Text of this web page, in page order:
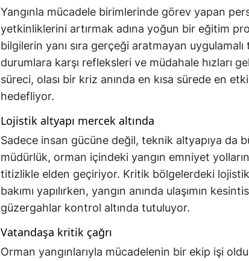
Yangınla mücadele birimlerinde görev yapan
yetkinliklerini artırmak adına yoğun bir eğitim
bilgilerin yanı sıra gerçeği aratmayan
durumlara karşı refleksleri ve müdahale hızları
süreci, olası bir kriz anında en kısa sürede en
hedefliyor.
Lojistik altyapı mercek altında
Sadece insan gücüne değil, teknik altyapıya da
müdürlük, orman içindeki yangın emniyet
titizlikle elden geçiriyor. Kritik bölgelerdeki lojistik
bakımı yapılırken, yangın anında ulaşımın
güzergahlar kontrol altında tutuluyor.
Vatandaşa kritik çağrı
Orman yangınlarıyla mücadelenin bir ekip işi